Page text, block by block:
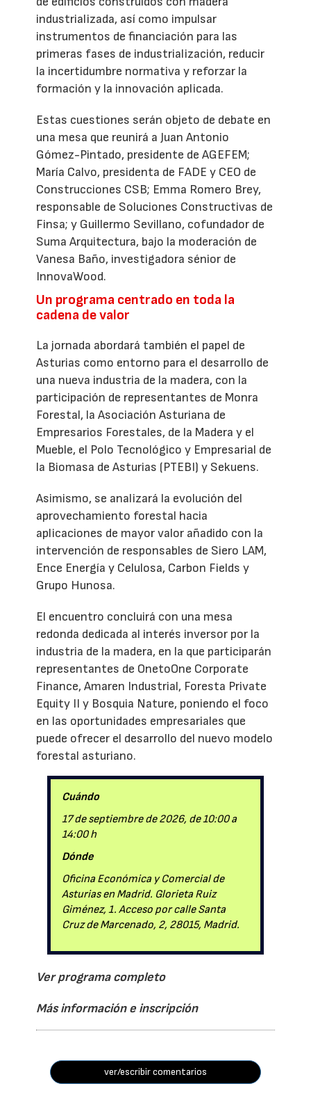
industrializada, así como impulsar
instrumentos de financiación para las
primeras fases de industrialización, reducir
la incertidumbre normativa y reforzar la
formación y la innovación aplicada.
Estas cuestiones serán objeto de debate en
una mesa que reunirá a Juan Antonio
Gómez-Pintado, presidente de AGEFEM;
María Calvo, presidenta de FADE y CEO de
Construcciones CSB; Emma Romero Brey,
responsable de Soluciones Constructivas de
Finsa; y Guillermo Sevillano, cofundador de
Suma Arquitectura, bajo la moderación de
Vanesa Baño, investigadora sénior de
InnovaWood.
Un programa centrado en toda la
cadena de valor
La jornada abordará también el papel de
Asturias como entorno para el desarrollo de
una nueva industria de la madera, con la
participación de representantes de Monra
Forestal, la Asociación Asturiana de
Empresarios Forestales, de la Madera y el
Mueble, el Polo Tecnológico y Empresarial de
la Biomasa de Asturias (PTEBI) y Sekuens.
Asimismo, se analizará la evolución del
aprovechamiento forestal hacia
aplicaciones de mayor valor añadido con la
intervención de responsables de Siero LAM,
Ence Energía y Celulosa, Carbon Fields y
Grupo Hunosa.
El encuentro concluirá con una mesa
redonda dedicada al interés inversor por la
industria de la madera, en la que participarán
representantes de OnetoOne Corporate
Finance, Amaren Industrial, Foresta Private
Equity II y Bosquia Nature, poniendo el foco
en las oportunidades empresariales que
puede ofrecer el desarrollo del nuevo modelo
forestal asturiano.
Cuándo
17 de septiembre de 2026, de 10:00 a
14:00 h
Dónde
Oficina Económica y Comercial de
Asturias en Madrid. Glorieta Ruiz
Giménez, 1. Acceso por calle Santa
Cruz de Marcenado, 2, 28015, Madrid.
Ver programa completo
Más información e inscripción
ver/escribir comentarios